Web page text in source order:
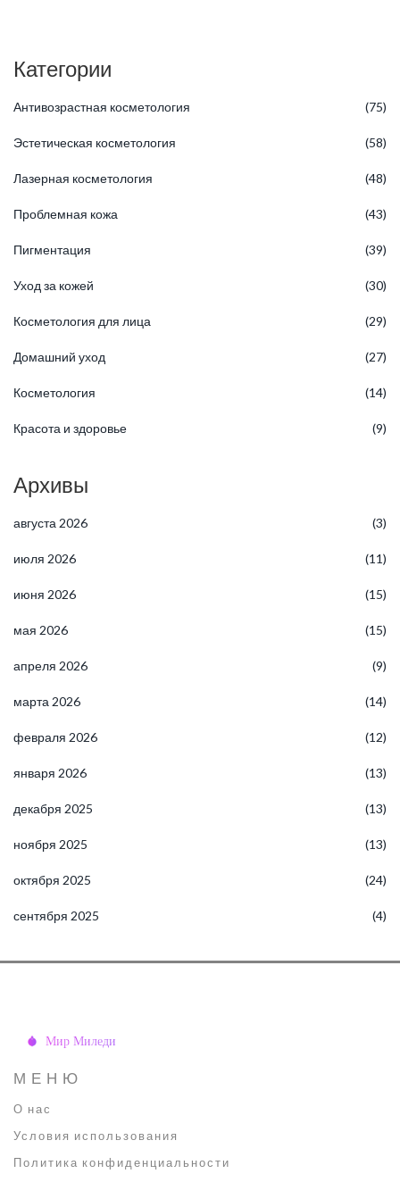
Категории
Антивозрастная косметология (75)
Эстетическая косметология (58)
Лазерная косметология (48)
Проблемная кожа (43)
Пигментация (39)
Уход за кожей (30)
Косметология для лица (29)
Домашний уход (27)
Косметология (14)
Красота и здоровье (9)
Архивы
августа 2026 (3)
июля 2026 (11)
июня 2026 (15)
мая 2026 (15)
апреля 2026 (9)
марта 2026 (14)
февраля 2026 (12)
января 2026 (13)
декабря 2025 (13)
ноября 2025 (13)
октября 2025 (24)
сентября 2025 (4)
МЕНЮ
О нас
Условия использования
Политика конфиденциальности